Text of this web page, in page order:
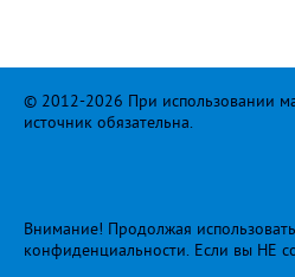
© 2012-2026 При использовании
источник обязательна.
Внимание! Продолжая
конфиденциальности. Если вы НЕ